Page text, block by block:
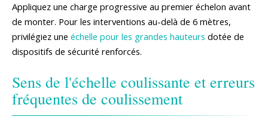
Appliquez une charge progressive au premier échelon avant
de monter. Pour les interventions au-delà de 6 mètres,
privilégiez une échelle pour les grandes hauteurs dotée de
dispositifs de sécurité renforcés.
Sens de l'échelle coulissante et erreurs
fréquentes de coulissement